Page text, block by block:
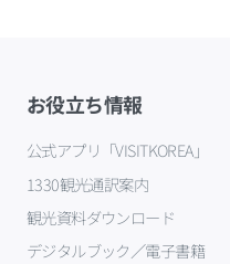
お役立ち情報
公式アプリ「VISITKOREA」
1330観光通訳案内
観光資料ダウンロード
デジタルブック／電子書籍